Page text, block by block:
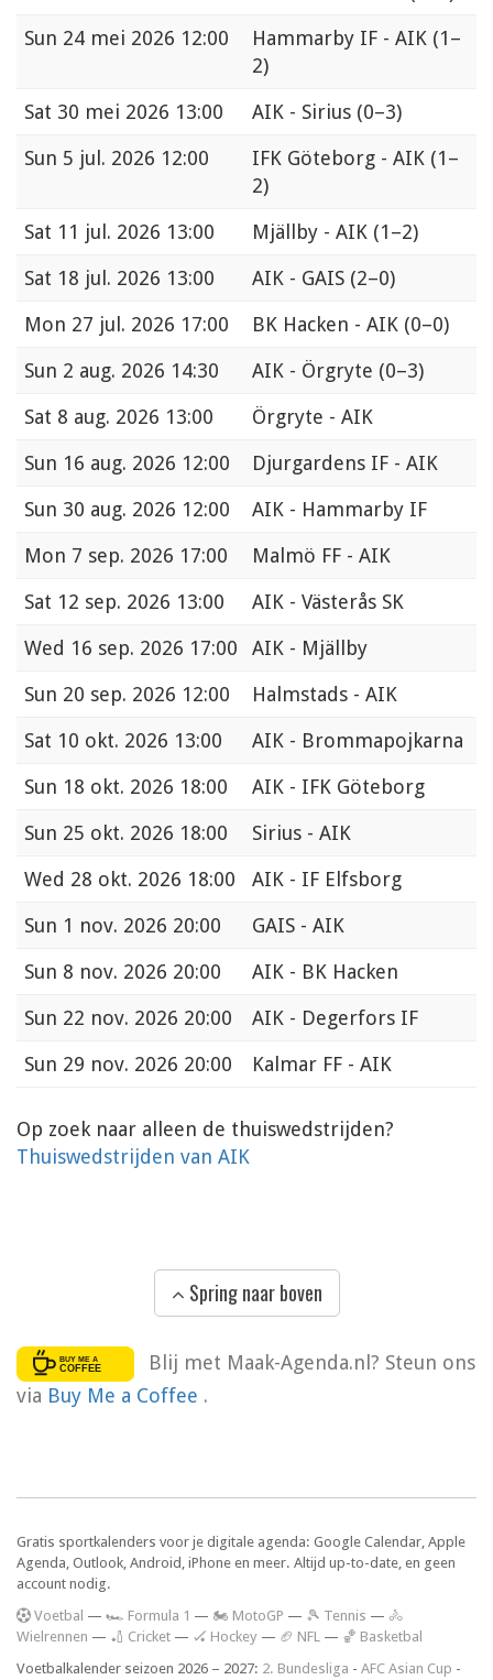
Sun 24 mei 2026 12:00 Hammarby IF - AIK (1–
2)
Sat 30 mei 2026 13:00 AIK - Sirius (0–3)
Sun 5 jul. 2026 12:00 IFK Göteborg - AIK (1–
2)
Sat 11 jul. 2026 13:00 Mjällby - AIK (1–2)
Sat 18 jul. 2026 13:00 AIK - GAIS (2–0)
Mon 27 jul. 2026 17:00 BK Hacken - AIK (0–0)
Sun 2 aug. 2026 14:30 AIK - Örgryte (0–3)
Sat 8 aug. 2026 13:00
Örgryte - AIK
Sun 16 aug. 2026 12:00
Djurgardens IF - AIK
Sun 30 aug. 2026 12:00
AIK - Hammarby IF
Mon 7 sep. 2026 17:00
Malmö FF - AIK
Sat 12 sep. 2026 13:00
AIK - Västerås SK
Wed 16 sep. 2026 17:00
AIK - Mjällby
Sun 20 sep. 2026 12:00
Halmstads - AIK
Sat 10 okt. 2026 13:00
AIK - Brommapojkarna
Sun 18 okt. 2026 18:00
AIK - IFK Göteborg
Sun 25 okt. 2026 18:00
Sirius - AIK
Wed 28 okt. 2026 18:00
AIK - IF Elfsborg
Sun 1 nov. 2026 20:00
GAIS - AIK
Sun 8 nov. 2026 20:00
AIK - BK Hacken
Sun 22 nov. 2026 20:00
AIK - Degerfors IF
Sun 29 nov. 2026 20:00 Kalmar FF - AIK
Op zoek naar alleen de thuiswedstrijden?
Thuiswedstrijden van AIK
Spring naar boven
Blij met Maak-Agenda.nl? Steun ons
via Buy Me a Coffee .
Gratis sportkalenders voor je digitale agenda: Google Calendar, Apple
Agenda, Outlook, Android, iPhone en meer. Altijd up-to-date, en geen
account nodig.
Voetbal — 🏎️ Formula 1 — 🏍 MotoGP — 🎾 Tennis — 🚴
Wielrennen — 🏏 Cricket — 🏑 Hockey — 🏈 NFL — 🏀 Basketbal
Voetbalkalender seizoen 2026 – 2027: 2. Bundesliga - AFC Asian Cup -